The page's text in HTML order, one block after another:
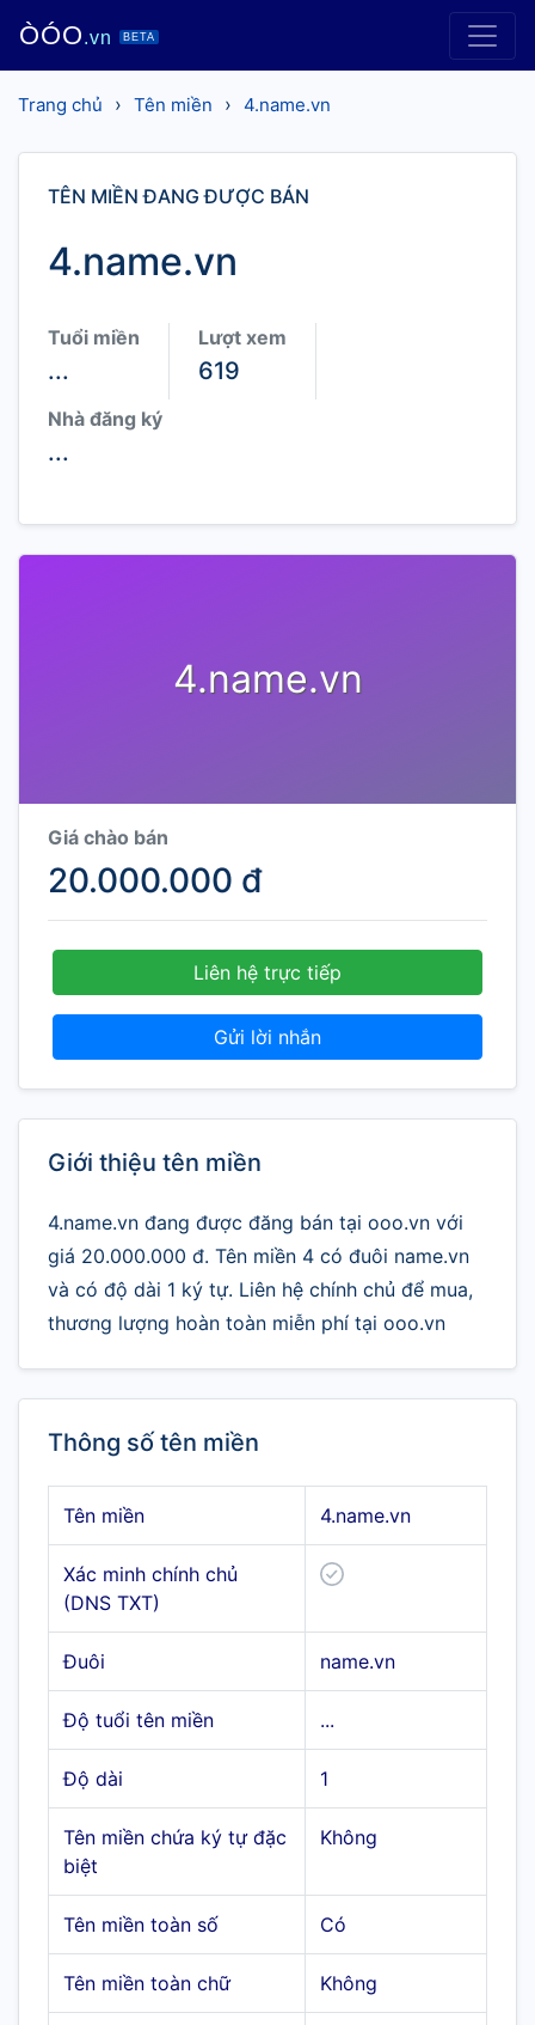
ÒÓO.vn BETA
Trang chủ › Tên miền › 4.name.vn
TÊN MIỀN ĐANG ĐƯỢC BÁN
4.name.vn
Tuổi miền
...
Lượt xem
619
Nhà đăng ký
...
4.name.vn
Giá chào bán
20.000.000 đ
Liên hệ trực tiếp
Gửi lời nhắn
Giới thiệu tên miền
4.name.vn đang được đăng bán tại ooo.vn với
giá 20.000.000 đ. Tên miền 4 có đuôi name.vn
và có độ dài 1 ký tự. Liên hệ chính chủ để mua,
thương lượng hoàn toàn miễn phí tại ooo.vn
Thông số tên miền
Tên miền 4.name.vn
Xác minh chính chủ
(DNS TXT)
Đuôi name.vn
Độ tuổi tên miền ...
Độ dài 1
Tên miền chứa ký tự đặc
biệt
Không
Tên miền toàn số Có
Tên miền toàn chữ Không